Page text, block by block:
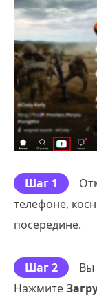
Шаг 1
телефоне,
посередине.
Шаг 2
Вы
Нажмите